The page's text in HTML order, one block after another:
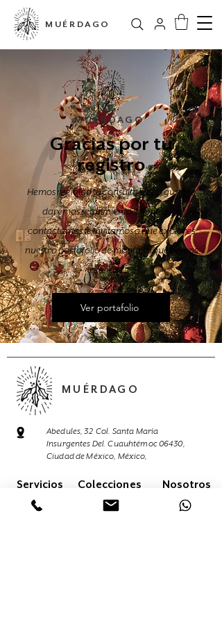
MUÉRDAGO
MUÉRDAGO
Gracias por tu
registro
Hemos recibido tu consulta y con gusto te
daremos seguimiento. Mientras te
contactamos te invitamos a que explores
nuestro portafolio de montajes que hemos
realizado.
Ver portafolio
MUÉRDAGO
Abedules, 32 Col. Santa María
Insurgentes Del. Cuauhtémoc 06430,
Ciudad de México, México,
Colecciones
Servicios Nosotros
Tienda en línea
Contacto